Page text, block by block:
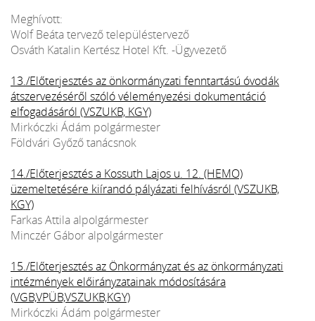
Meghívott:
Wolf Beáta tervező településtervező
Osváth Katalin Kertész Hotel Kft. -Ügyvezető
13./Előterjesztés az önkormányzati fenntartású óvodák
átszervezéséről szóló véleményezési dokumentáció
elfogadásáról (VSZUKB, KGY)
Mirkóczki Ádám polgármester
Földvári Győző tanácsnok
14./Előterjesztés a Kossuth Lajos u. 12. (HEMO)
üzemeltetésére kiírandó pályázati felhívásról (VSZUKB,
KGY)
Farkas Attila alpolgármester
Minczér Gábor alpolgármester
15./Előterjesztés az Önkormányzat és az önkormányzati
intézmények előirányzatainak módosítására
(VGB,VPÜB,VSZUKB,KGY)
Mirkóczki Ádám polgármester